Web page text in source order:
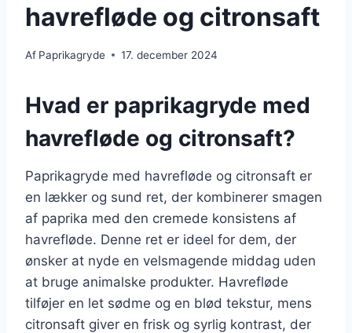
havrefløde og citronsaft
Af Paprikagryde 17. december 2024
Hvad er paprikagryde med
havrefløde og citronsaft?
Paprikagryde med havrefløde og citronsaft er
en lækker og sund ret, der kombinerer smagen
af paprika med den cremede konsistens af
havrefløde. Denne ret er ideel for dem, der
ønsker at nyde en velsmagende middag uden
at bruge animalske produkter. Havrefløde
tilføjer en let sødme og en blød tekstur, mens
citronsaft giver en frisk og syrlig kontrast, der